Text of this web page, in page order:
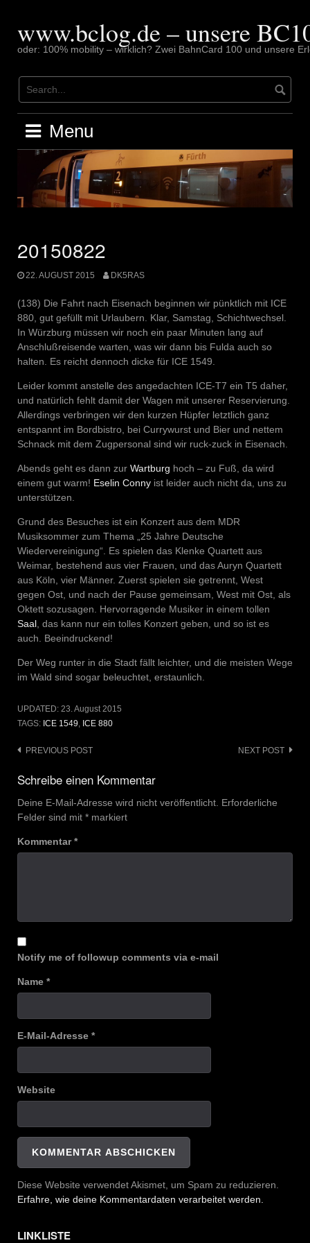
contentwww.bclog.de – unsere
oder: 100% mobility – wirklich? Zwei BahnCard 100 und unsere
Menu
20150822
22. AUGUST 2015 DK5RAS
(138) Die Fahrt nach Eisenach beginnen wir pünktlich mit ICE
880, gut gefüllt mit Urlaubern. Klar, Samstag, Schichtwechsel.
In Würzburg müssen wir noch ein paar Minuten lang auf
Anschlußreisende warten, was wir dann bis Fulda auch so
halten. Es reicht dennoch dicke für ICE 1549.
Leider kommt anstelle des angedachten ICE-T7 ein T5 daher,
und natürlich fehlt damit der Wagen mit unserer Reservierung.
Allerdings verbringen wir den kurzen Hüpfer letztlich ganz
entspannt im Bordbistro, bei Currywurst und Bier und nettem
Schnack mit dem Zugpersonal sind wir ruck-zuck in Eisenach.
Abends geht es dann zur Wartburg hoch – zu Fuß, da wird
einem gut warm! Eselin Conny ist leider auch nicht da, uns zu
unterstützen.
Grund des Besuches ist ein Konzert aus dem MDR
Musiksommer zum Thema „25 Jahre Deutsche
Wiedervereinigung“. Es spielen das Klenke Quartett aus
Weimar, bestehend aus vier Frauen, und das Auryn Quartett
aus Köln, vier Männer. Zuerst spielen sie getrennt, West
gegen Ost, und nach der Pause gemeinsam, West mit Ost, als
Oktett sozusagen. Hervorragende Musiker in einem tollen
Saal, das kann nur ein tolles Konzert geben, und so ist es
auch. Beeindruckend!
Der Weg runter in die Stadt fällt leichter, und die meisten Wege
im Wald sind sogar beleuchtet, erstaunlich.
UPDATED: 23. August 2015
TAGS: ICE 1549, ICE 880
Post
navigation
PREVIOUS POST NEXT POST
Schreibe einen Kommentar
Deine E-Mail-Adresse wird nicht veröffentlicht. Erforderliche
Felder sind mit * markiert
Kommentar*
Notify me of followup comments via e-mail
Name *
E-Mail-Adresse *
Website
Diese Website verwendet Akismet, um Spam zu reduzieren.
Erfahre, wie deine Kommentardaten verarbeitet werden.
LINKLISTE